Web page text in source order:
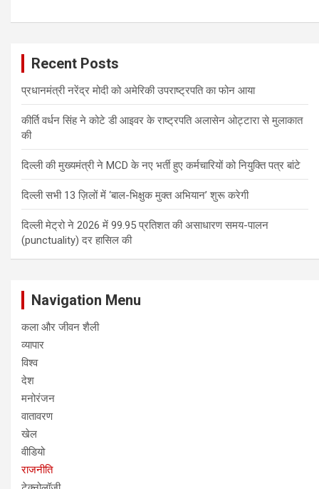
Recent Posts
प्रधानमंत्री नरेंद्र मोदी को अमेरिकी उपराष्ट्रपति का फोन आया
कीर्ति वर्धन सिंह ने कोटे डी आइवर के राष्ट्रपति अलासेन ओट्टारा से मुलाकात
की
दिल्ली की मुख्यमंत्री ने MCD के नए भर्ती हुए कर्मचारियों को नियुक्ति पत्र बांटे
दिल्ली सभी 13 ज़िलों में ‘बाल-भिक्षुक मुक्त अभियान’ शुरू करेगी
दिल्ली मेट्रो ने 2026 में 99.95 प्रतिशत की असाधारण समय-पालन
(punctuality) दर हासिल की
Navigation Menu
कला और जीवन शैली
व्यापार
विश्व
देश
मनोरंजन
वातावरण
खेल
वीडियो
राजनीति